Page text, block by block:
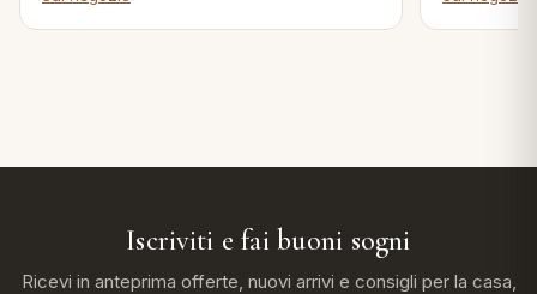
Iscriviti e fai buoni sogni
Ricevi in anteprima offerte, nuovi arrivi e consigli per la casa,